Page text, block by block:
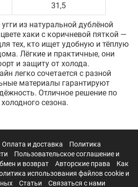
31,5
из натуральной дублёной
хаки с коричневой пяткой —
тех, кто ищет удобную и тёплую
Лёгкие и практичные, они
и защиту от холода.
легко сочетается с разной
материалы гарантируют
Отличное решение по
сезона.
Оплата и доставка
Политика
Пользовательское соглашение и
и возврат Авторские права
Как
использования файлов cookie и
Статьи Связаться с нами